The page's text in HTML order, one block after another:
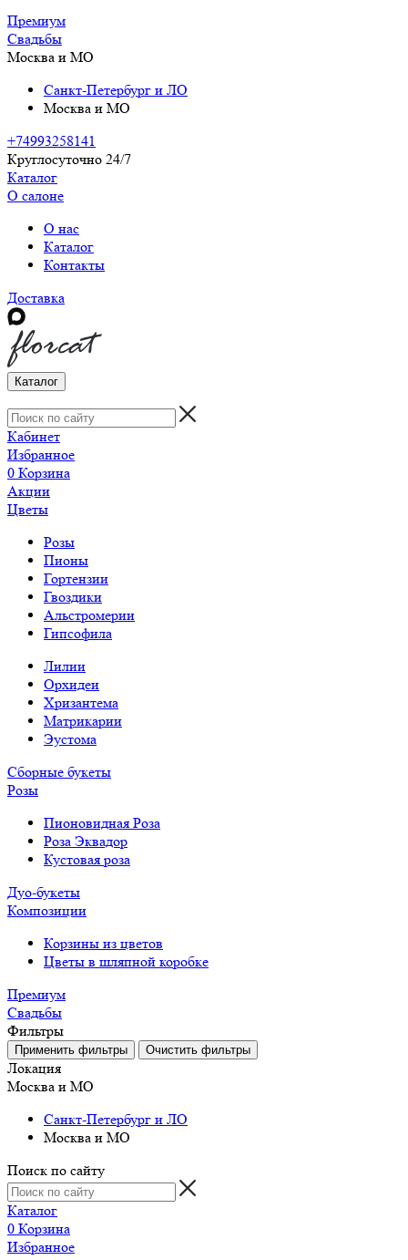
Премиум
Свадьбы
Москва и МО
Санкт-Петербург и ЛО
Москва и МО
+74993258141
Круглосуточно 24/7
Каталог
О салоне
О нас
Каталог
Контакты
Доставка
Каталог
Кабинет
Избранное
0 Корзина
Акции
Цветы
Розы
Пионы
Гортензии
Гвоздики
Альстромерии
Гипсофила
Лилии
Орхидеи
Хризантема
Матрикарии
Эустома
Сборные букеты
Розы
Пионовидная Роза
Роза Эквадор
Кустовая роза
Дуо-букеты
Композиции
Корзины из цветов
Цветы в шляпной коробке
Премиум
Свадьбы
Фильтры
Локация
Москва и МО
Санкт-Петербург и ЛО
Москва и МО
Поиск по сайту
Каталог
0 Корзина
Избранное